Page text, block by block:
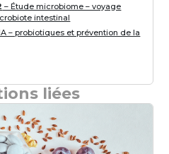
– Étude microbiome – voyage
intestinal
– probiotiques et prévention de la
liées